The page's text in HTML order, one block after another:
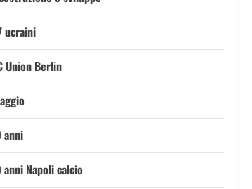
ucraini
Union Berlin
anni
anni Napoli calcio